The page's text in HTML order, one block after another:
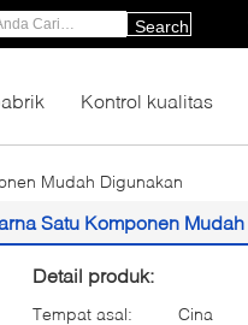
Search
Kontrol kualitas
Mudah Digunakan
Satu Komponen
Detail produk:
Tempat asal:
Cina